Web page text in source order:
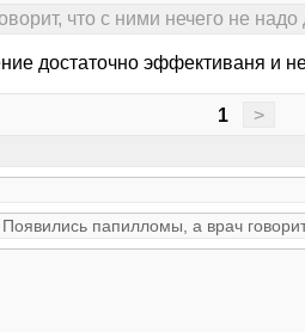
что с ними нечего не надо
достаточно эффективаня и
1 >